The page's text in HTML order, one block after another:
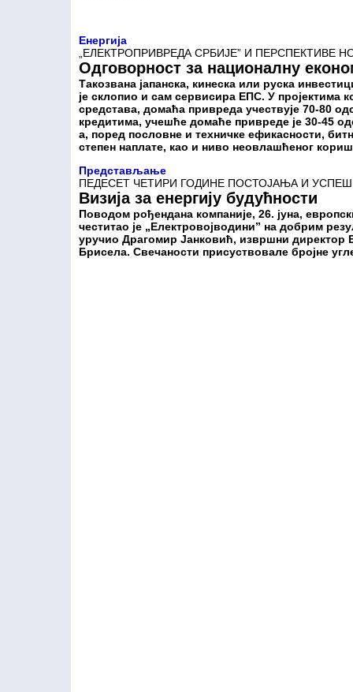
Енергија
„ЕЛЕКТРОПРИВРЕДА СРБИЈЕ” И ПЕРСПЕКТИВЕ
Одговорност за националну
Такозвана јапанска, кинеска или руска
је склопио и сам сервисира ЕПС. У пројектима
средстава, домаћа привреда учествује 70-80
кредитима, учешће домаће привреде је 30-45
а, поред пословне и техничке ефикасности,
степен наплате, као и ниво неовлашћеног
Представљање
ПЕДЕСЕТ ЧЕТИРИ ГОДИНЕ ПОСТОЈАЊА И
Визија за енергију будућности
Поводом рођендана компаније, 26. јуна,
честитао је „Електровојводини” на добрим
уручио Драгомир Јанковић, извршни директор
Брисела. Свечаности присуствовале бројне